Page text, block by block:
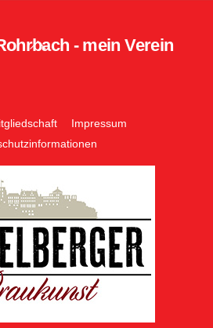
Back
- mein Verein
Impressum